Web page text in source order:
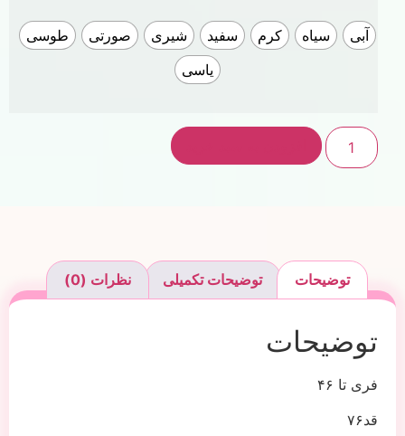
آبی سیاه کرم سفید شیری صورتی
طوسی
یاسی
توضیحات توضیحات تکمیلی نظرات (0)
توضیحات
فری تا ۴۶
قد۷۶